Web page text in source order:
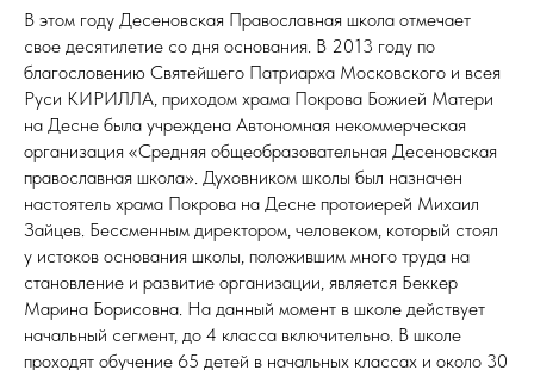
В этом году Десеновская Православная школа отмечает
свое десятилетие со дня основания. В 2013 году по
благословению Святейшего Патриарха Московского и всея
Руси КИРИЛЛА, приходом храма Покрова Божией Матери
на Десне была учреждена Автономная некоммерческая
организация «Средняя общеобразовательная Десеновская
православная школа». Духовником школы был назначен
настоятель храма Покрова на Десне протоиерей Михаил
Зайцев. Бессменным директором, человеком, который стоял
у истоков основания школы, положившим много труда на
становление и развитие организации, является Беккер
Марина Борисовна. На данный момент в школе действует
начальный сегмент, до 4 класса включительно. В школе
проходят обучение 65 детей в начальных классах и около 30